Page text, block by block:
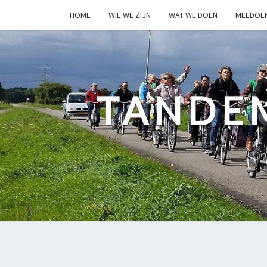
HOME WIE WE ZIJN WAT WE DOEN